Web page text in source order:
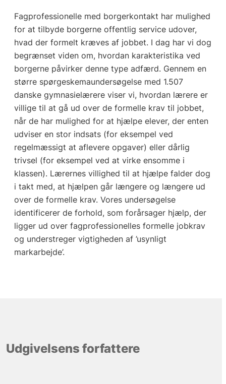
Fagprofessionelle med borgerkontakt har mulighed
for at tilbyde borgerne offentlig service udover,
hvad der formelt kræves af jobbet. I dag har vi dog
begrænset viden om, hvordan karakteristika ved
borgerne påvirker denne type adfærd. Gennem en
større spørgeskemaundersøgelse med 1.507
danske gymnasielærere viser vi, hvordan lærere er
villige til at gå ud over de formelle krav til jobbet,
når de har mulighed for at hjælpe elever, der enten
udviser en stor indsats (for eksempel ved
regelmæssigt at aflevere opgaver) eller dårlig
trivsel (for eksempel ved at virke ensomme i
klassen). Lærernes villighed til at hjælpe falder dog
i takt med, at hjælpen går længere og længere ud
over de formelle krav. Vores undersøgelse
identificerer de forhold, som forårsager hjælp, der
ligger ud over fagprofessionelles formelle jobkrav
og understreger vigtigheden af ’usynligt
markarbejde’.
Udgivelsens forfattere